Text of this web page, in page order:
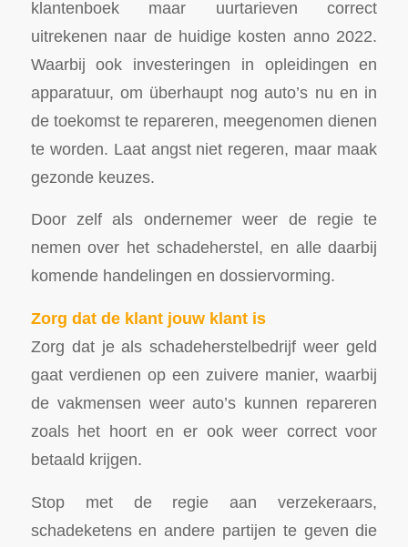
klantenboek maar uurtarieven correct
uitrekenen naar de huidige kosten anno 2022.
Waarbij ook investeringen in opleidingen en
apparatuur, om überhaupt nog auto’s nu en in
de toekomst te repareren, meegenomen dienen
te worden. Laat angst niet regeren, maar maak
gezonde keuzes.
Door zelf als ondernemer weer de regie te
nemen over het schadeherstel, en alle daarbij
komende handelingen en dossiervorming.
Zorg dat de klant jouw klant is
Zorg dat je als schadeherstelbedrijf weer geld
gaat verdienen op een zuivere manier, waarbij
de vakmensen weer auto’s kunnen repareren
zoals het hoort en er ook weer correct voor
betaald krijgen.
Stop met de regie aan verzekeraars,
schadeketens en andere partijen te geven die